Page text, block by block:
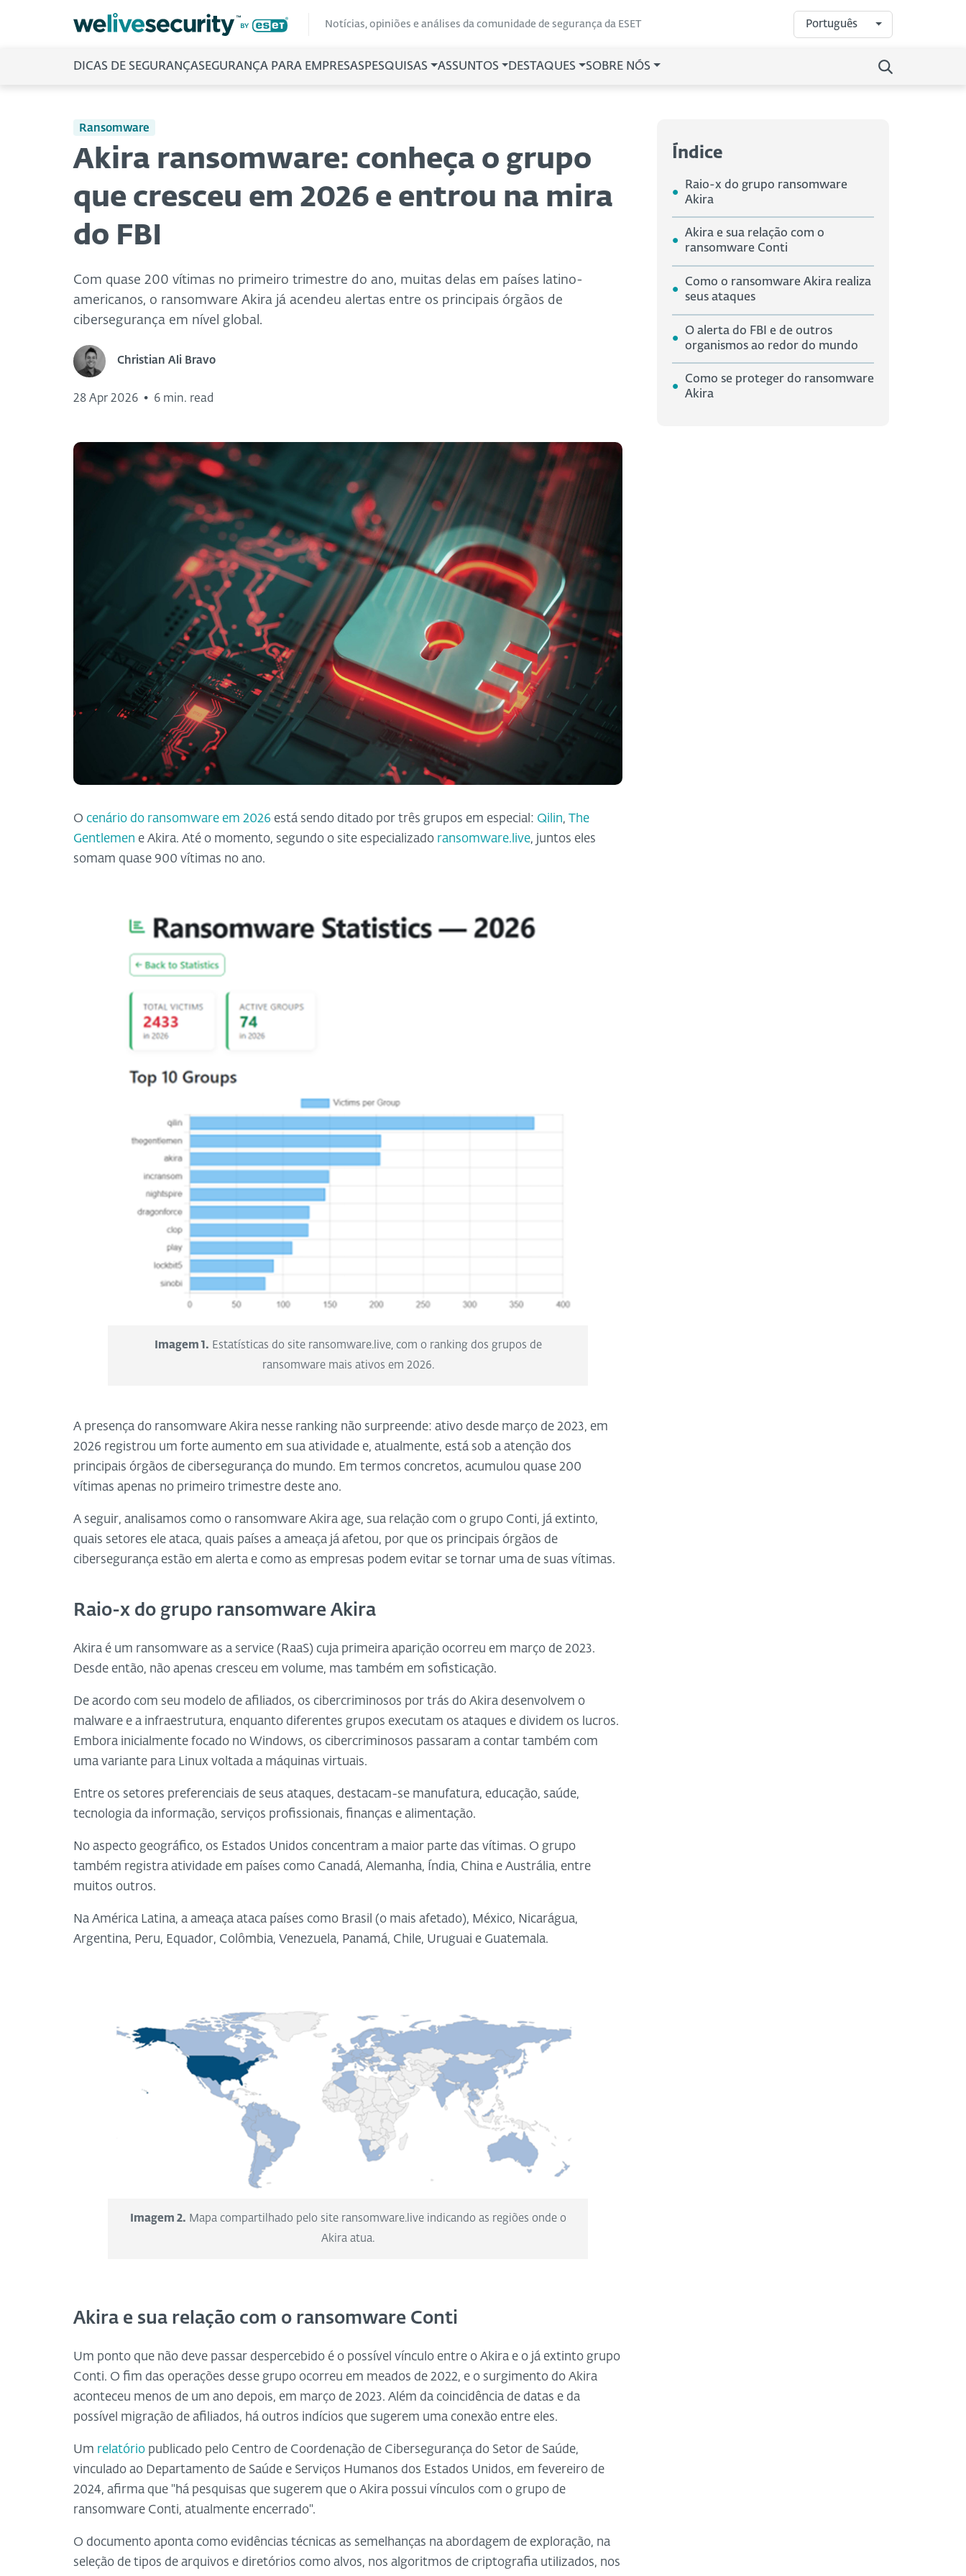
Notícias, opiniões e análises da comunidade de segurança da ESET Português
DICAS DE SEGURANÇASEGURANÇA PARA EMPRESASPESQUISAS ASSUNTOS DESTAQUES SOBRE NÓS
Ransomware
Akira ransomware: conheça o grupo
que cresceu em 2026 e entrou na mira
do FBI
Com quase 200 vítimas no primeiro trimestre do ano, muitas delas em países latino-
americanos, o ransomware Akira já acendeu alertas entre os principais órgãos de
cibersegurança em nível global.
Christian Ali Bravo
28 Apr 2026 • 6 min. read
O cenário do ransomware em 2026 está sendo ditado por três grupos em especial: Qilin, The
Gentlemen e Akira. Até o momento, segundo o site especializado ransomware.live, juntos eles
somam quase 900 vítimas no ano.
Imagem 1. Estatísticas do site ransomware.live, com o ranking dos grupos de
ransomware mais ativos em 2026.
A presença do ransomware Akira nesse ranking não surpreende: ativo desde março de 2023, em
2026 registrou um forte aumento em sua atividade e, atualmente, está sob a atenção dos
principais órgãos de cibersegurança do mundo. Em termos concretos, acumulou quase 200
vítimas apenas no primeiro trimestre deste ano.
A seguir, analisamos como o ransomware Akira age, sua relação com o grupo Conti, já extinto,
quais setores ele ataca, quais países a ameaça já afetou, por que os principais órgãos de
cibersegurança estão em alerta e como as empresas podem evitar se tornar uma de suas vítimas.
Raio-x do grupo ransomware Akira
Akira é um ransomware as a service (RaaS) cuja primeira aparição ocorreu em março de 2023.
Desde então, não apenas cresceu em volume, mas também em sofisticação.
De acordo com seu modelo de afiliados, os cibercriminosos por trás do Akira desenvolvem o
malware e a infraestrutura, enquanto diferentes grupos executam os ataques e dividem os lucros.
Embora inicialmente focado no Windows, os cibercriminosos passaram a contar também com
uma variante para Linux voltada a máquinas virtuais.
Entre os setores preferenciais de seus ataques, destacam-se manufatura, educação, saúde,
tecnologia da informação, serviços profissionais, finanças e alimentação.
No aspecto geográfico, os Estados Unidos concentram a maior parte das vítimas. O grupo
também registra atividade em países como Canadá, Alemanha, Índia, China e Austrália, entre
muitos outros.
Na América Latina, a ameaça ataca países como Brasil (o mais afetado), México, Nicarágua,
Argentina, Peru, Equador, Colômbia, Venezuela, Panamá, Chile, Uruguai e Guatemala.
Imagem 2. Mapa compartilhado pelo site ransomware.live indicando as regiões onde o
Akira atua.
Akira e sua relação com o ransomware Conti
Um ponto que não deve passar despercebido é o possível vínculo entre o Akira e o já extinto grupo
Conti. O fim das operações desse grupo ocorreu em meados de 2022, e o surgimento do Akira
aconteceu menos de um ano depois, em março de 2023. Além da coincidência de datas e da
possível migração de afiliados, há outros indícios que sugerem uma conexão entre eles.
Um relatório publicado pelo Centro de Coordenação de Cibersegurança do Setor de Saúde,
vinculado ao Departamento de Saúde e Serviços Humanos dos Estados Unidos, em fevereiro de
2024, afirma que "há pesquisas que sugerem que o Akira possui vínculos com o grupo de
ransomware Conti, atualmente encerrado".
O documento aponta como evidências técnicas as semelhanças na abordagem de exploração, na
seleção de tipos de arquivos e diretórios como alvos, nos algoritmos de criptografia utilizados, nos
Índice
Raio-x do grupo ransomware
Akira
Akira e sua relação com o
ransomware Conti
Como o ransomware Akira realiza
seus ataques
O alerta do FBI e de outros
organismos ao redor do mundo
Como se proteger do ransomware
Akira